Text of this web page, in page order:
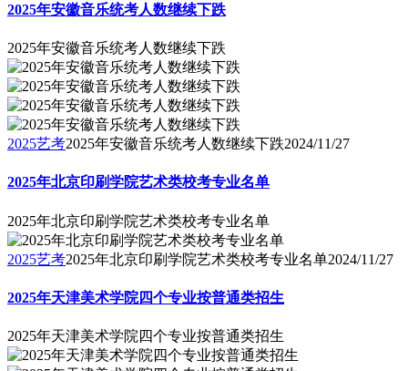
2025年安徽音乐统考人数继续下跌
2025年安徽音乐统考人数继续下跌
2025艺考2025年安徽音乐统考人数继续下跌2024/11/27
2025年北京印刷学院艺术类校考专业名单
2025年北京印刷学院艺术类校考专业名单
2025艺考2025年北京印刷学院艺术类校考专业名单2024/11/27
2025年天津美术学院四个专业按普通类招生
2025年天津美术学院四个专业按普通类招生